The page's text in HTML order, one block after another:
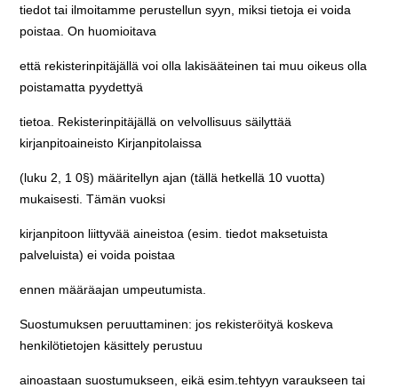
tiedot tai ilmoitamme perustellun syyn, miksi tietoja ei voida
poistaa. On huomioitava
että rekisterinpitäjällä voi olla lakisääteinen tai muu oikeus olla
poistamatta pyydettyä
tietoa. Rekisterinpitäjällä on velvollisuus säilyttää
kirjanpitoaineisto Kirjanpitolaissa
(luku 2, 1 0§) määritellyn ajan (tällä hetkellä 10 vuotta)
mukaisesti. Tämän vuoksi
kirjanpitoon liittyvää aineistoa (esim. tiedot maksetuista
palveluista) ei voida poistaa
ennen määräajan umpeutumista.
Suostumuksen peruuttaminen: jos rekisteröityä koskeva
henkilötietojen käsittely perustuu
ainoastaan suostumukseen, eikä esim.tehtyyn varaukseen tai